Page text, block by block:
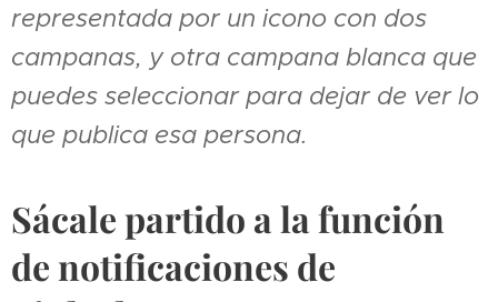
representada por un icono con dos
campanas, y otra campana blanca que
puedes seleccionar para dejar de ver lo
que publica esa persona.
Sácale partido a la función
de notificaciones de